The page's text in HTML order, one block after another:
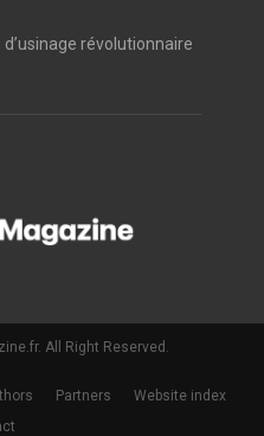
révolutionnaire
All Right Reserved.
Partners
Website index